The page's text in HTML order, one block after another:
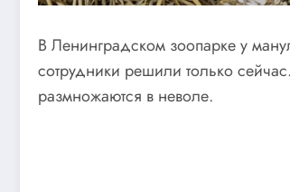
В Ленинградском зоопарке у
сотрудники решили только
размножаются в неволе.